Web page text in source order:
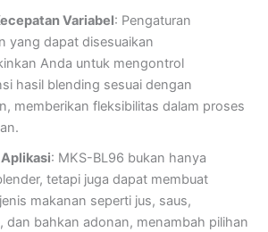
Variabel: Pengaturan
yang dapat disesuaikan
Anda untuk mengontrol
hasil blending sesuai dengan
memberikan fleksibilitas dalam proses
: MKS-BL96 bukan hanya
tetapi juga dapat membuat
makanan seperti jus, saus,
dan bahkan adonan, menambah pilihan